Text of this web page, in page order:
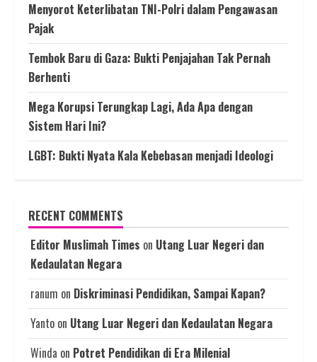
Menyorot Keterlibatan TNI-Polri dalam Pengawasan
Pajak
Tembok Baru di Gaza: Bukti Penjajahan Tak Pernah
Berhenti
Mega Korupsi Terungkap Lagi, Ada Apa dengan
Sistem Hari Ini?
LGBT: Bukti Nyata Kala Kebebasan menjadi Ideologi
RECENT COMMENTS
Editor Muslimah Times on Utang Luar Negeri dan
Kedaulatan Negara
ranum on Diskriminasi Pendidikan, Sampai Kapan?
Yanto on Utang Luar Negeri dan Kedaulatan Negara
Winda on Potret Pendidikan di Era Milenial